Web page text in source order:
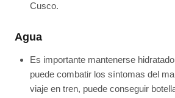
Cusco.
Agua
Es importante mantenerse
puede combatir los síntomas del
viaje en tren, puede conseguir